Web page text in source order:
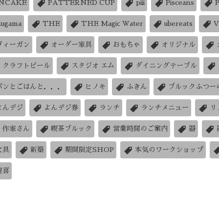
PATTERNED CUP piii Pisceans
THE THE Magic Water ubereats
ィーガン オーダー家具 おもちゃ オリジナル
クラフトビール スタジオ エム ダイニングテーブル
ンとごはんと．．． ヒノキ ふきん ブルックふつー
んデジ よんデジ券 ランチ ランチメニュー リ
作家さん 喫茶ブルック 営業時間のご案内 器
具 新築 期間限定SHOP 本気のワークショップ
喜